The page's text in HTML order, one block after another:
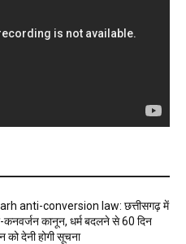
anti-conversion law: छत्तीसगढ़ में
कनवर्जन कानून, धर्म बदलने से 60 दिन
को देनी होगी सूचना